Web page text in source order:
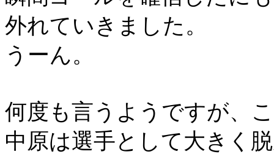
外れていきました。
うーん。
何度も言うようですが、
中原は選手として大きく